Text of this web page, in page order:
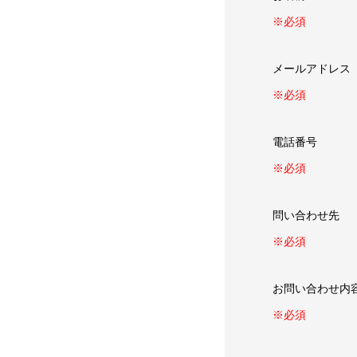
※必須
メールアドレ
※必須
電話番号
※必須
問い合わせ先
※必須
お問い合わせ
※必須